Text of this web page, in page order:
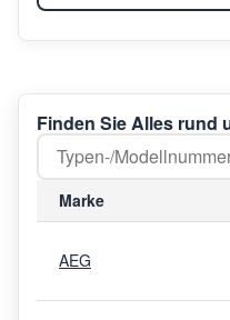
Finden Sie Alles rund
Marke
AEG